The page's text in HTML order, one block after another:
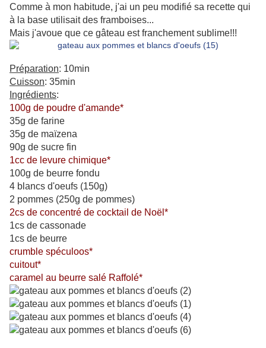
Comme à mon habitude, j'ai un peu modifié sa recette qui
à la base utilisait des framboises...
Mais j'avoue que ce gâteau est franchement sublime!!!
Préparation: 10min
Cuisson: 35min
Ingrédients:
100g de poudre d'amande*
35g de farine
35g de maïzena
90g de sucre fin
1cc de levure chimique*
100g de beurre fondu
4 blancs d'oeufs (150g)
2 pommes (250g de pommes)
2cs de concentré de cocktail de Noël*
1cs de cassonade
1cs de beurre
crumble spéculoos*
cuitout*
caramel au beurre salé Raffolé*